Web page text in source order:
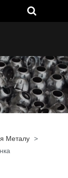
Металу >